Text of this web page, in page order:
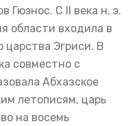
Гюэнос. С II века н. э.
области входила в
царства Эгриси. В
совместно с
Абхазское
летописям, царь
на восемь